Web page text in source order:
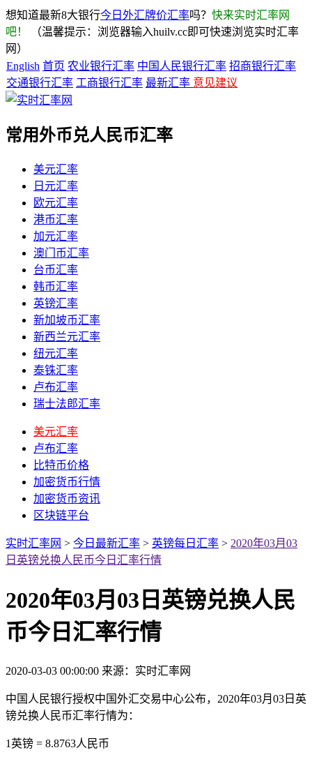
想知道最新8大银行今日外汇牌价汇率吗？ 快来实时汇率网
吧！
（温馨提示：浏览器输入huilv.cc即可快速浏览实时汇率
网）
English 首页 农业银行汇率 中国人民银行汇率 招商银行汇率
交通银行汇率 工商银行汇率 最新汇率 意见建议
常用外币兑人民币汇率
美元汇率
日元汇率
欧元汇率
港币汇率
加元汇率
澳门币汇率
台币汇率
韩币汇率
英镑汇率
新加坡币汇率
新西兰元汇率
纽元汇率
泰铢汇率
卢布汇率
瑞士法郎汇率
美元汇率
卢布汇率
比特币价格
加密货币行情
加密货币资讯
区块链平台
实时汇率网 > 今日最新汇率 > 英镑每日汇率 > 2020年03月03
日英镑兑换人民币今日汇率行情
2020年03月03日英镑兑换人民
币今日汇率行情
2020-03-03 00:00:00 来源：实时汇率网
中国人民银行授权中国外汇交易中心公布，2020年03月03日英
镑兑换人民币汇率行情为：
1英镑 = 8.8763人民币